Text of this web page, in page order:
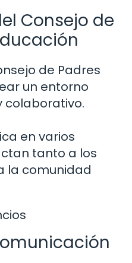
Consejo de
de Padres
un entorno
colaborativo.
en varios
tanto a los
la comunidad